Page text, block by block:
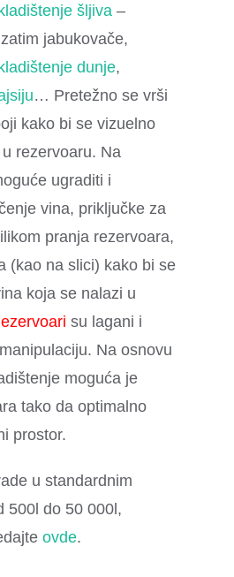
šljiva –
jabukovače,
dunje,
… Pretežno se vrši
kako bi se vizuelno
rezervoaru. Na
ugraditi i
vina, priključke za
pranja rezervoara,
(kao na slici) kako bi se
koja se nalazi u
su lagani i
Na osnovu
moguća je
tako da optimalno
prostor.
u standardnim
500l do 50 000l,
ovde.